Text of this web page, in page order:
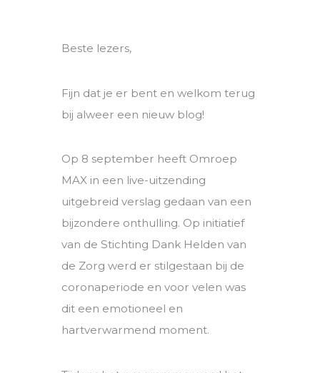
Beste lezers,
Fijn dat je er bent en welkom terug
bij alweer een nieuw blog!
Op 8 september heeft Omroep
MAX in een live-uitzending
uitgebreid verslag gedaan van een
bijzondere onthulling. Op initiatief
van de Stichting Dank Helden van
de Zorg werd er stilgestaan bij de
coronaperiode en voor velen was
dit een emotioneel en
hartverwarmend moment.